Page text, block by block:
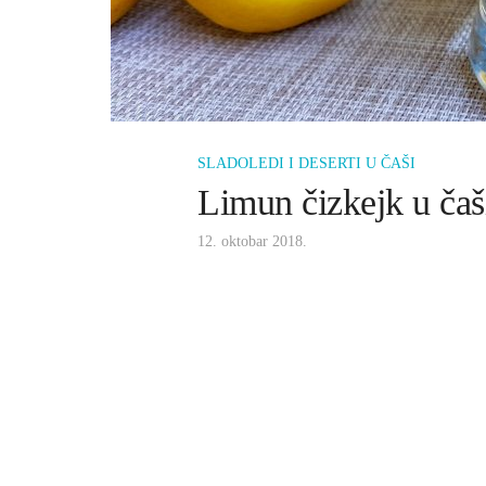
SLADOLEDI I DESERTI U ČAŠI
Limun čizkejk u
12. oktobar 2018.